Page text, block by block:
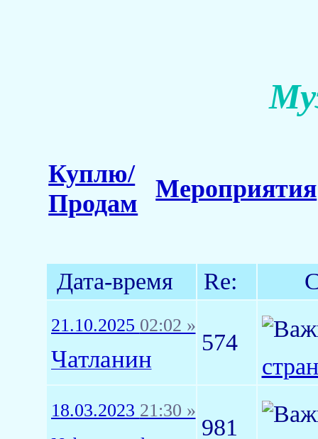
Куплю/
Продам
Мероприятия
Дата-время Re:
21.10.2025 02:02 »
Чатланин
574
18.03.2023 21:30 »
981